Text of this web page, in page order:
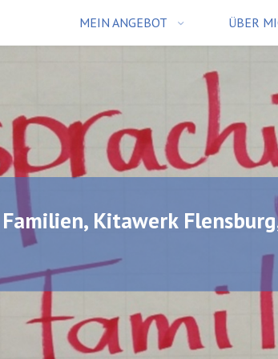
MEIN ANGEBOT ÜBER
Kitawerk